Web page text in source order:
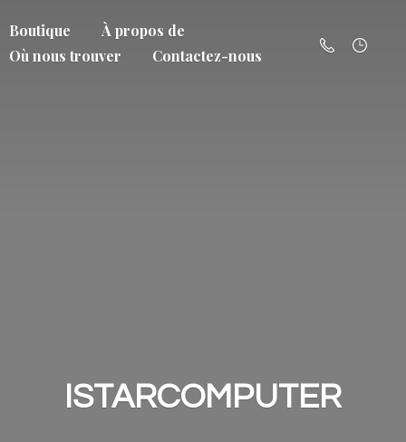
Boutique
À propos de
Où nous trouver
Contactez-nous
ISTARCOMPUTER